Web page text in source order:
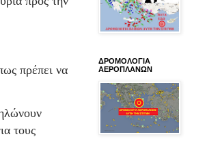
πρέπει να
τους
ΔΡΟΜΟΛΟΓΙΑ
ΑΕΡΟΠΛΑΝΩΝ